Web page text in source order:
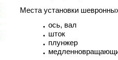
Места установки
ось, вал
шток
плунжер